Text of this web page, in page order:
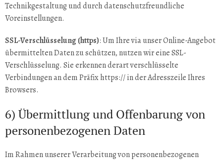
Technikgestaltung und durch datenschutzfreundliche
Voreinstellungen.
SSL-Verschlüsselung (https): Um Ihre via unser Online-Angebot
übermittelten Daten zu schützen, nutzen wir eine SSL-
Verschlüsselung. Sie erkennen derart verschlüsselte
Verbindungen an dem Präfix https:// in der Adresszeile Ihres
Browsers.
6) Übermittlung und Offenbarung von
personenbezogenen Daten
Im Rahmen unserer Verarbeitung von personenbezogenen